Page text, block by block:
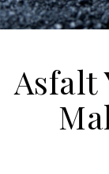
Asfalt